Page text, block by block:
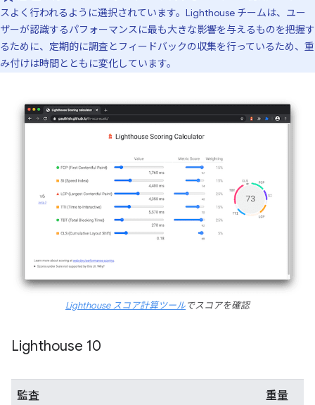
スよく行われるように選択されています。Lighthouse チームは、ユー
ザーが認識するパフォーマンスに最も大きな影響を与えるものを把握す
るために、定期的に調査とフィードバックの収集を行っているため、重
み付けは時間とともに変化しています。
Lighthouse スコア計算ツールでスコアを確認
Lighthouse 10
監査 重量